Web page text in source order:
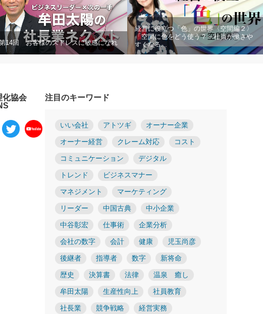
14回 お客様のストレスに敏感になれ
経営に役立つ「色」の世界〈空間編２〉
「空間に色をどう使う？～社員が働きや
すくなる...
注目のキーワード
いい会社 アトツギ オーナー企業
オーナー経営 クレーム対応 コスト
コミュニケーション デジタル
トレンド ビジネスマナー
マネジメント マーケティング
リーダー 中国古典 中小企業
中谷彰宏 仕事術 企業分析
会社の数字 会計 健康 児玉尚彦
後継者 指導者 数字 新将命
歴史 決算書 法律 温泉 癒し
牟田太陽 生産性向上 社員教育
社長業 競争戦略 経営実務
化協会